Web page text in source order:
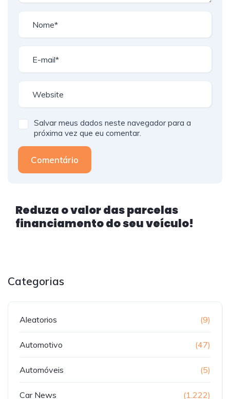
Salvar meus dados neste navegador para a
próxima vez que eu comentar.
Comentário
Reduza o valor das parcelas
financiamento do seu veículo!
Categorias
Aleatorios (9)
Automotivo (47)
Automóveis (5)
Car News (1.222)